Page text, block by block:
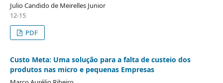
Julio Candido de Meirelles Junior
12-15
PDF
Custo Meta: Uma solução para a falta de custeio dos
produtos nas micro e pequenas Empresas